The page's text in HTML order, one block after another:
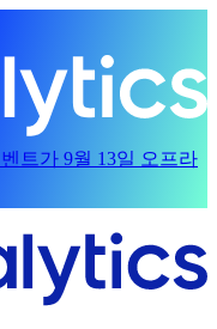
트가 9월 13일 오프라